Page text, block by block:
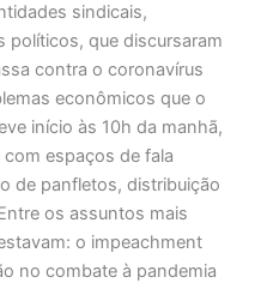
sindicais,
políticos, que discursaram
contra o coronavírus
econômicos que o
início às 10h da manhã,
espaços de fala
de panfletos, distribuição
os assuntos mais
o impeachment
no combate à pandemia